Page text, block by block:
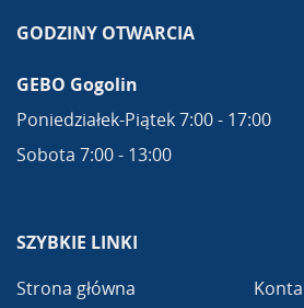
GODZINY OTWARCIA
GEBO Gogolin
Poniedziałek-Piątek 7:00 - 17:00
Sobota 7:00 - 13:00
SZYBKIE LINKI
Strona główna